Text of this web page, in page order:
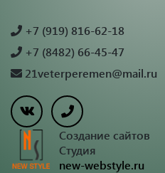
+7 (919) 816-62-18
+7 (8482) 66-45-47
21veterperemen@mail.ru
Создание сайтов
Студия
new-webstyle.ru